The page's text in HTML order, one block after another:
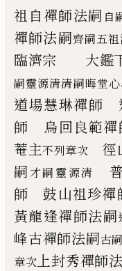
祖自禪師法嗣 自
禪師法嗣齊嗣五祖
臨濟宗 大鑑下
嗣靈源清清嗣晦堂
道場慧琳禪師
師 烏回良範
菴主不列章次 徑
嗣才嗣靈源清
師 鼓山祖珍禪
黃龍逢禪師法嗣
峰古禪師法嗣古
章次 上封秀禪師